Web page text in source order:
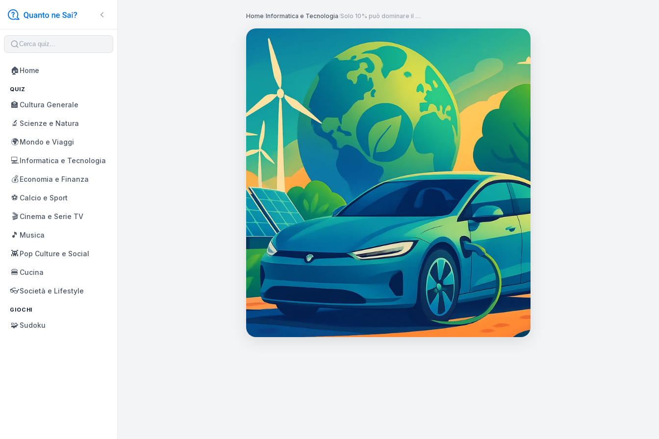
🏠 Home
QUIZ
🏫 Cultura Generale
🔬 Scienze e Natura
🌍Mondo e Viaggi
💻Informatica e Tecnologia
💰 Economia e Finanza
⚽ Calcio e Sport
🎬 Cinema e Serie TV
🎵 Musica
👾 Pop Culture e Social
🍔 Cucina
👓Società e Lifestyle
GIOCHI
🧩 Sudoku
Home/Informatica e Tecnologia/Solo 10% può dominare il …